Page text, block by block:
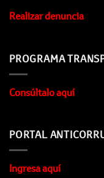
Realizar denuncia
PROGRAMA
Consúltalo aquí
PORTAL
Ingresa aquí